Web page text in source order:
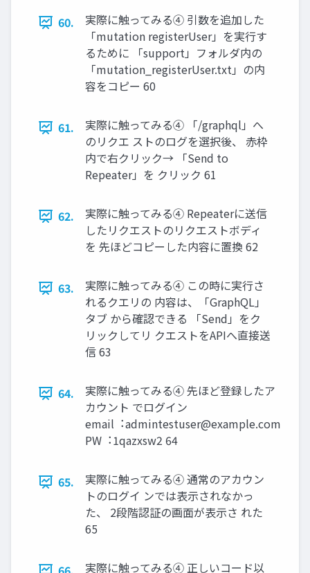
60.
実際に触ってみる④ 引数を追加した
「mutation registerUser」を実⾏す
るために 「support」フォルダ内の
「mutation_registerUser.txt」の内
容をコピー 60
61.
実際に触ってみる④ 「/graphql」へ
のリクエ ストのログを選択後、 ⾚枠
内で右クリック→ 「Send to
Repeater」を クリック 61
62.
実際に触ってみる④ Repeaterに送信
したリクエストのリクエストボディ
を 先ほどコピーした内容に置換 62
63.
実際に触ってみる④ この時に実⾏さ
れるクエリの 内容は、「GraphQL」
タブ から確認できる 「Send」をク
リックしてリ クエストをAPIへ直接送
信 63
64.
実際に触ってみる④ 先ほど登録したア
カウント でログイン
email︓admintestuser@example.com
PW︓1qazxsw2 64
65.
実際に触ってみる④ 通常のアカウン
トのログイ ンでは表⽰されなかっ
た、 2段階認証の画⾯が表⽰さ れた
65
実際に触ってみる④ 正しいコード以